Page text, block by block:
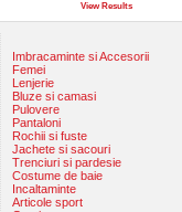
View Results
Imbracaminte si Accesorii
Femei
Lenjerie
Bluze si camasi
Pulovere
Pantaloni
Rochii si fuste
Jachete si sacouri
Trenciuri si pardesie
Costume de baie
Incaltaminte
Articole sport